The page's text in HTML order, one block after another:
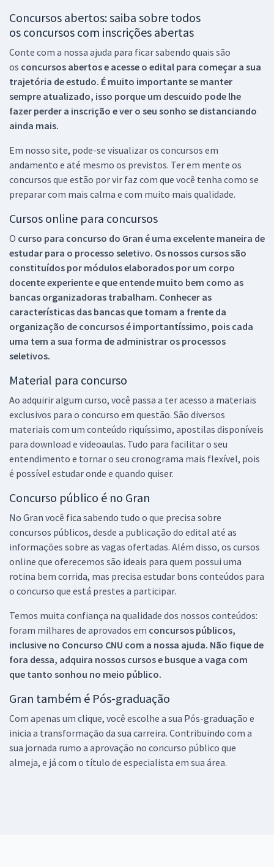
Concursos abertos: saiba sobre todos
os concursos com inscrições abertas
Conte com a nossa ajuda para ficar sabendo quais são
os concursos abertos e acesse o edital para começar a sua
trajetória de estudo. É muito importante se manter
sempre atualizado, isso porque um descuido pode lhe
fazer perder a inscrição e ver o seu sonho se distanciando
ainda mais.
Em nosso site, pode-se visualizar os concursos em
andamento e até mesmo os previstos. Ter em mente os
concursos que estão por vir faz com que você tenha como se
preparar com mais calma e com muito mais qualidade.
Cursos online para concursos
O curso para concurso do Gran é uma excelente maneira de
estudar para o processo seletivo. Os nossos cursos são
constituídos por módulos elaborados por um corpo
docente experiente e que entende muito bem como as
bancas organizadoras trabalham. Conhecer as
características das bancas que tomam a frente da
organização de concursos é importantíssimo, pois cada
uma tem a sua forma de administrar os processos
seletivos.
Material para concurso
Ao adquirir algum curso, você passa a ter acesso a materiais
exclusivos para o concurso em questão. São diversos
materiais com um conteúdo riquíssimo, apostilas disponíveis
para download e videoaulas. Tudo para facilitar o seu
entendimento e tornar o seu cronograma mais flexível, pois
é possível estudar onde e quando quiser.
Concurso público é no Gran
No Gran você fica sabendo tudo o que precisa sobre
concursos públicos, desde a publicação do edital até as
informações sobre as vagas ofertadas. Além disso, os cursos
online que oferecemos são ideais para quem possui uma
rotina bem corrida, mas precisa estudar bons conteúdos para
o concurso que está prestes a participar.
Temos muita confiança na qualidade dos nossos conteúdos:
foram milhares de aprovados em concursos públicos,
inclusive no Concurso CNU com a nossa ajuda. Não fique de
fora dessa, adquira nossos cursos e busque a vaga com
que tanto sonhou no meio público.
Gran também é Pós-graduação
Com apenas um clique, você escolhe a sua Pós-graduação e
inicia a transformação da sua carreira. Contribuindo com a
sua jornada rumo a aprovação no concurso público que
almeja, e já com o título de especialista em sua área.